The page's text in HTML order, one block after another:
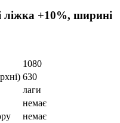
ліжка +10%, ширині
1080
630
лаги
немає
немає